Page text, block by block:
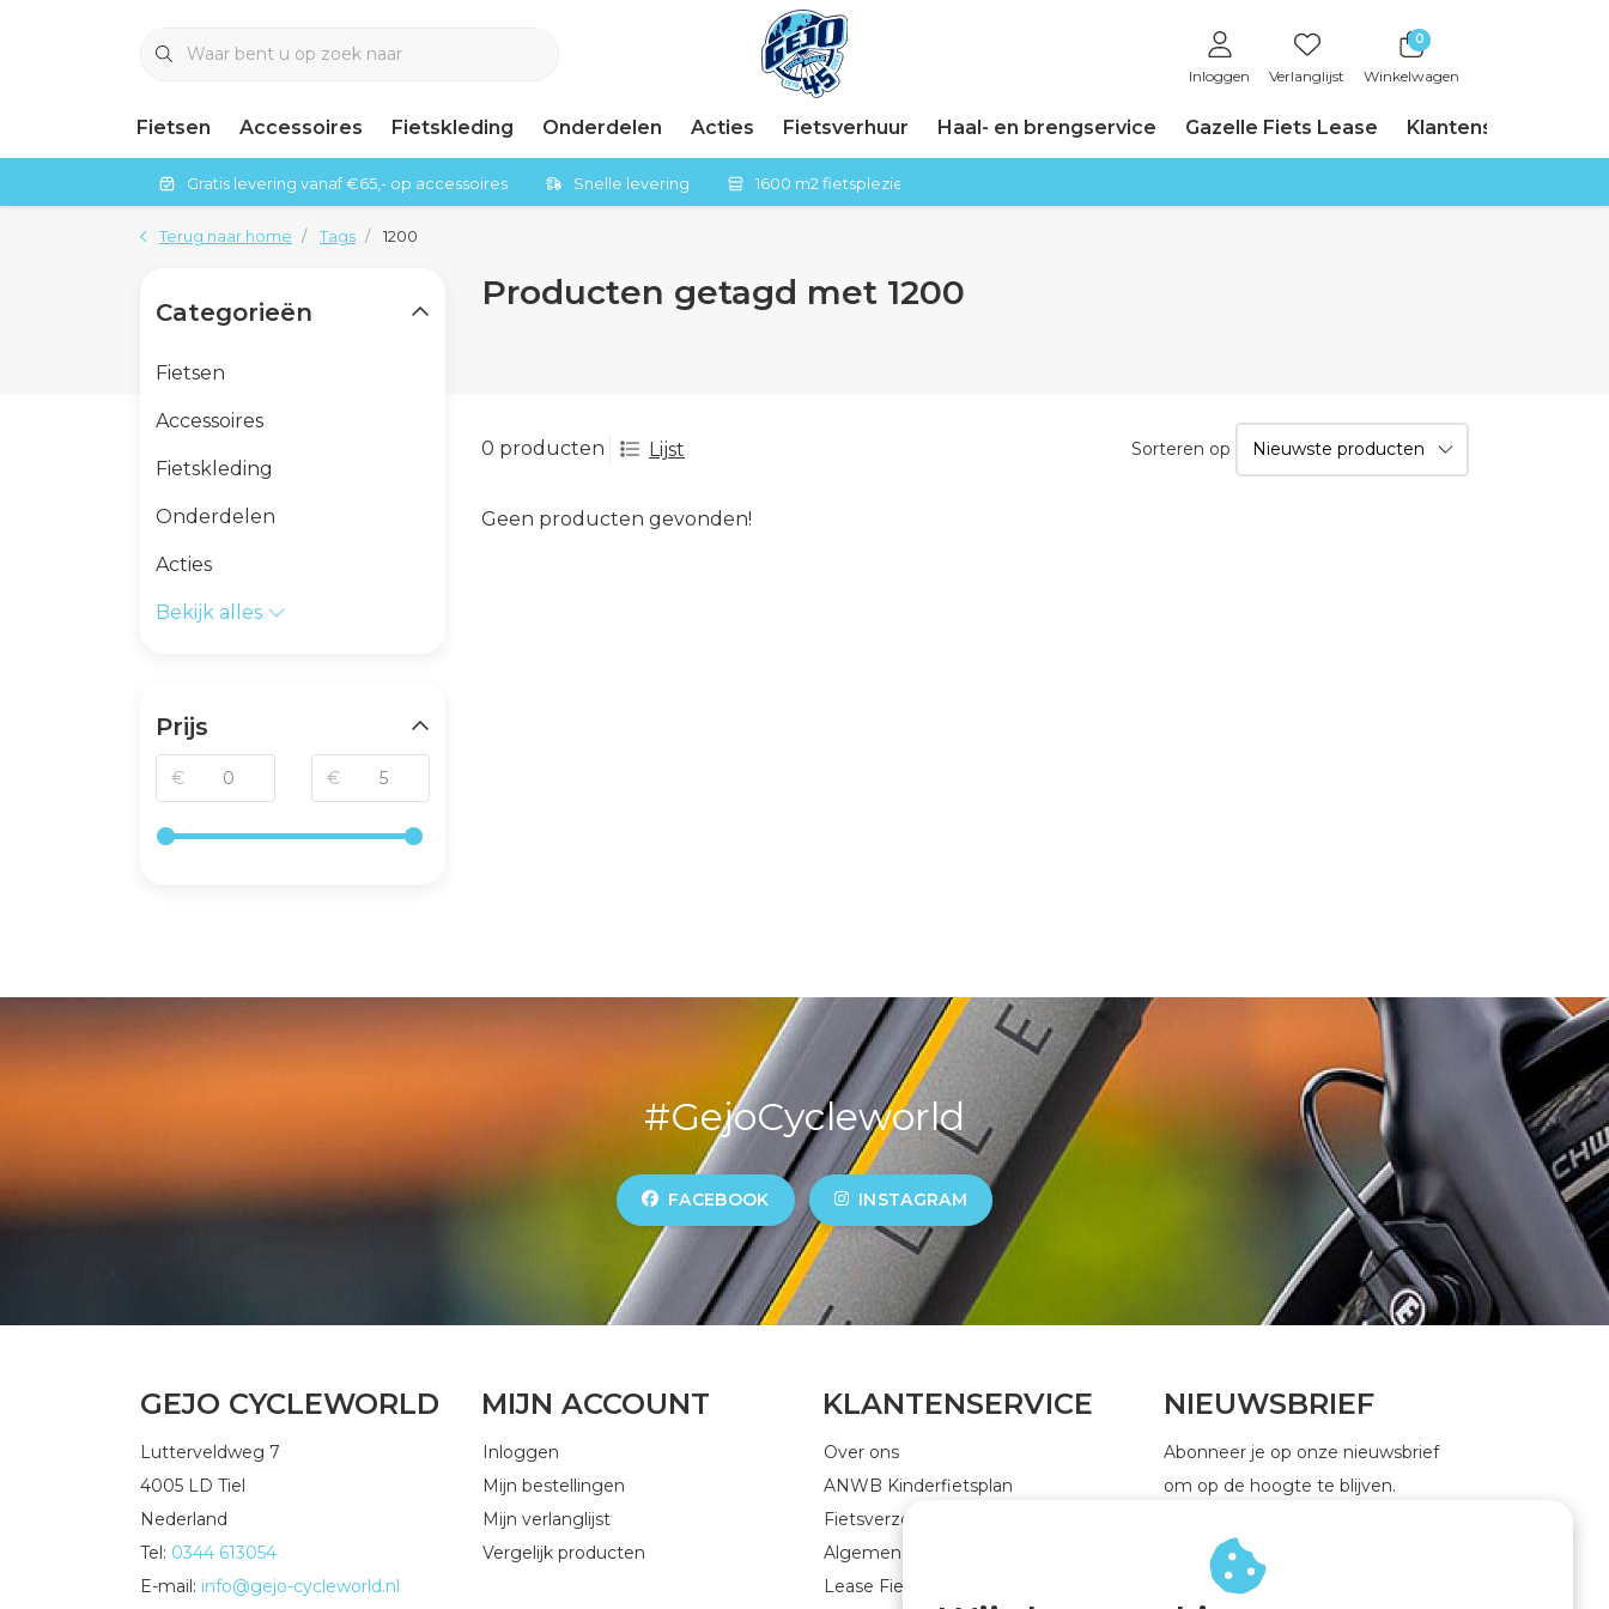
Inloggen Verlanglijst
0
Winkelwagen
Fietsen Accessoires Fietskleding Onderdelen Acties Fietsverhuur Haal- en brengservice Gazelle Fiets Lease Klantenservice
Gratis levering vanaf €65,- op accessoires Snelle levering 1600 m2 fietsplezier in Tiel
Terug naar home Tags 1200
Producten getagd met 1200
0 producten Lijst Sorteren op
Geen producten gevonden!
Categorieën
Fietsen
Accessoires
Fietskleding
Onderdelen
Acties
Bekijk alles
Prijs
€ €
#GejoCycleworld
FACEBOOK INSTAGRAM
GEJO CYCLEWORLD
Lutterveldweg 7
4005 LD Tiel
Nederland
Tel: 0344 613054
E-mail: info@gejo-cycleworld.nl
MIJN ACCOUNT
Inloggen
Mijn bestellingen
Mijn verlanglijst
Vergelijk producten
KLANTENSERVICE
Over ons
ANWB Kinderfietsplan
Fietsverzekering
Algemene voorwaarden
Lease Fiets
NIEUWSBRIEF
Abonneer je op onze nieuwsbrief
om op de hoogte te blijven.